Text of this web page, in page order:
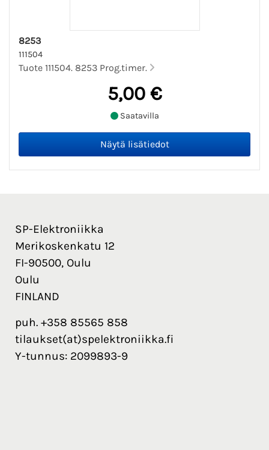
8253
111504
Tuote 111504. 8253 Prog.timer.
5,00 €
Saatavilla
SP-Elektroniikka
Merikoskenkatu 12
FI-90500, Oulu
Oulu
FINLAND
puh. +358 85565 858
tilaukset(at)spelektroniikka.fi
Y-tunnus: 2099893-9